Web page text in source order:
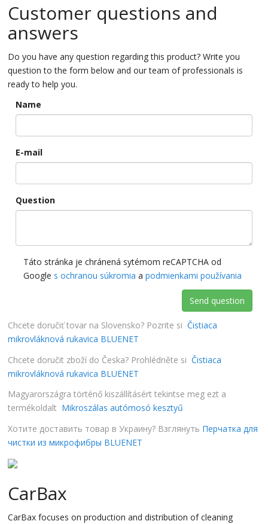
Customer questions and
answers
Do you have any question regarding this product? Write you
question to the form below and our team of professionals is
ready to help you.
Name
E-mail
Question
Táto stránka je chránená sytémom reCAPTCHA od
Google s ochranou súkromia a podmienkami používania
Send question
Chcete doručiť tovar na Slovensko? Pozrite si Čistiaca
mikrovláknová rukavica BLUENET
Chcete doručit zboží do Česka? Prohlédněte si Čistiaca
mikrovláknová rukavica BLUENET
Magyarországra történő kiszállításért tekintse meg ezt a
termékoldalt Mikroszálas autómosó kesztyű
Хотите доставить товар в Украину? Взглянуть Перчатка для
чистки из микрофибры BLUENET
CarBax
CarBax focuses on production and distribution of cleaning